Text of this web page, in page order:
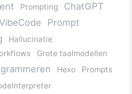
Prompting ChatGPT
Prompt
Hallucinatie
Grote taalmodellen
Hexo
Prompts